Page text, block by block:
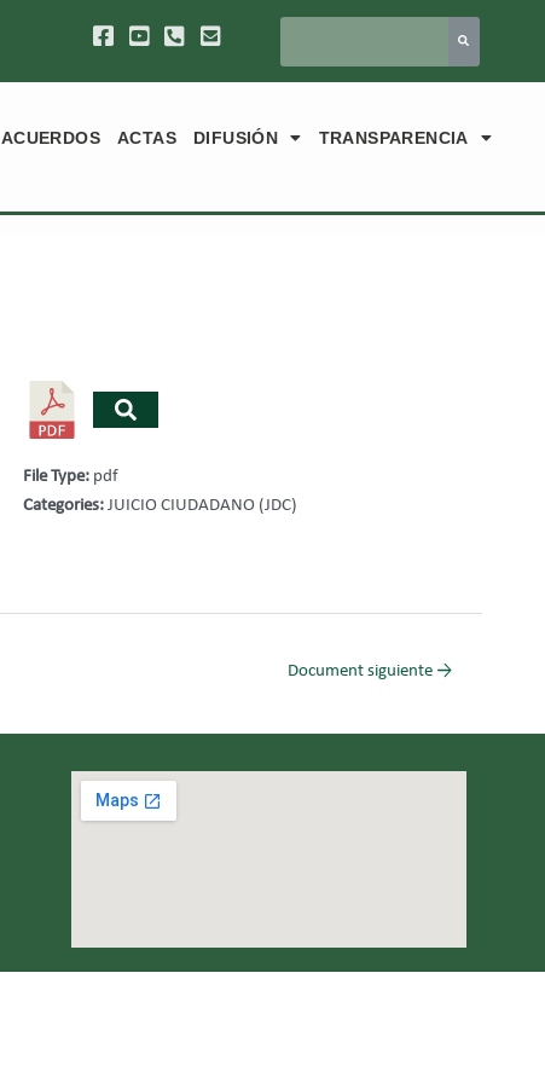
ACUERDOS ACTAS DIFUSIÓN TRANSPARENCIA
File Type: pdf
Categories:JUICIO CIUDADANO (JDC)
Document siguiente →